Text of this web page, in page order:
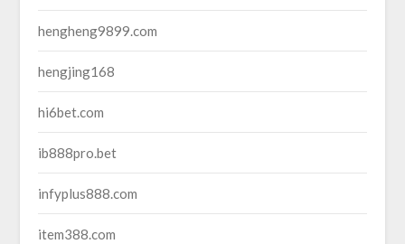
hengheng9899.com
hengjing168
hi6bet.com
ib888pro.bet
infyplus888.com
item388.com